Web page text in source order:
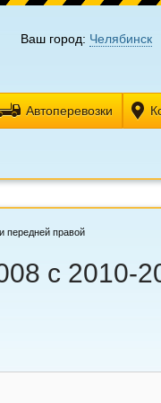
Ваш город: Челябинск
Автоперевозки
передней правой
с 2010-